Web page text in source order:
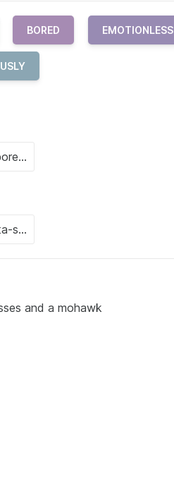
BORED EMOTIONLESS
and a mohawk